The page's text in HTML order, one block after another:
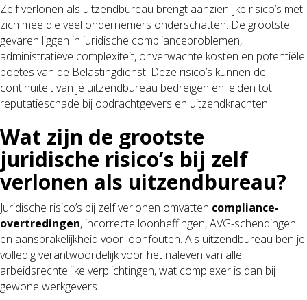
Zelf verlonen als uitzendbureau brengt aanzienlijke risico’s met
zich mee die veel ondernemers onderschatten. De grootste
gevaren liggen in juridische complianceproblemen,
administratieve complexiteit, onverwachte kosten en potentiële
boetes van de Belastingdienst. Deze risico’s kunnen de
continuïteit van je uitzendbureau bedreigen en leiden tot
reputatieschade bij opdrachtgevers en uitzendkrachten.
Wat zijn de grootste
juridische risico’s bij zelf
verlonen als uitzendbureau?
Juridische risico’s bij zelf verlonen omvatten compliance-
overtredingen, incorrecte loonheffingen, AVG-schendingen
en aansprakelijkheid voor loonfouten. Als uitzendbureau ben je
volledig verantwoordelijk voor het naleven van alle
arbeidsrechtelijke verplichtingen, wat complexer is dan bij
gewone werkgevers.